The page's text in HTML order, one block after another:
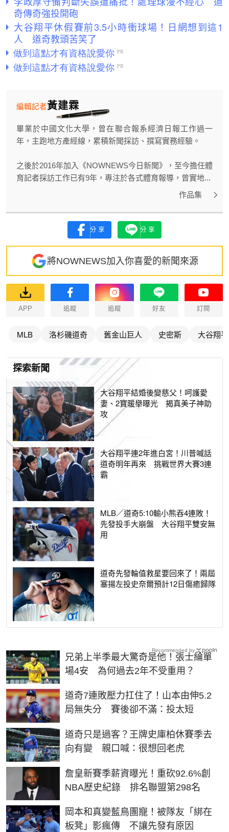
奇傳奇強投開砲
大谷翔平休假賽前3.5小時衝球場！日網想到這1
人 道奇教頭苦笑了
黃建霖
編輯記者
畢業於中國文化大學，曾在聯合報系經濟日報工作過一
年，主跑地方產經線，累積新聞採訪、撰寫實務經驗。
之後於2016年加入《NOWNEWS今日新聞》，至今擔任體
育記者採訪工作已有9年，專注於各式體育報導，曾實地...
作品集
分享 分享
將NOWNEWS加入你喜愛的新聞來源
APP 追蹤 追蹤 好友 訂閱
MLB 洛杉磯道奇 舊金山巨人 史密斯 大谷翔平
探索新聞
大谷翔平結婚後變慈父！呵護愛
妻、2寶暖舉曝光 揭真美子神助
攻
大谷翔平連2年進白宮！川普喊話
道奇明年再來 挑戰世界大賽3連
霸
MLB／道奇5:10輸小熊吞4連敗！
先發投手大崩盤 大谷翔平雙安無
用
道奇先發輪值救星要回來了！兩屆
塞揚左投史奈爾預計12日傷癒歸隊
兄弟上半季最大驚奇是他！張士綸單
場4安 為何過去2年不受重用？
道奇7連敗壓力扛住了！山本由伸5.2
局無失分 賽後卻不滿：投太短
道奇只是過客？王牌史庫柏休賽季去
向有變 親口喊：很想回老虎
詹皇新賽季薪資曝光！重砍92.6%創
NBA歷史紀錄 排名聯盟第298名
岡本和真變藍鳥團寵！被隊友「綁在
板凳」影瘋傳 不讓先發有原因
Recommended by